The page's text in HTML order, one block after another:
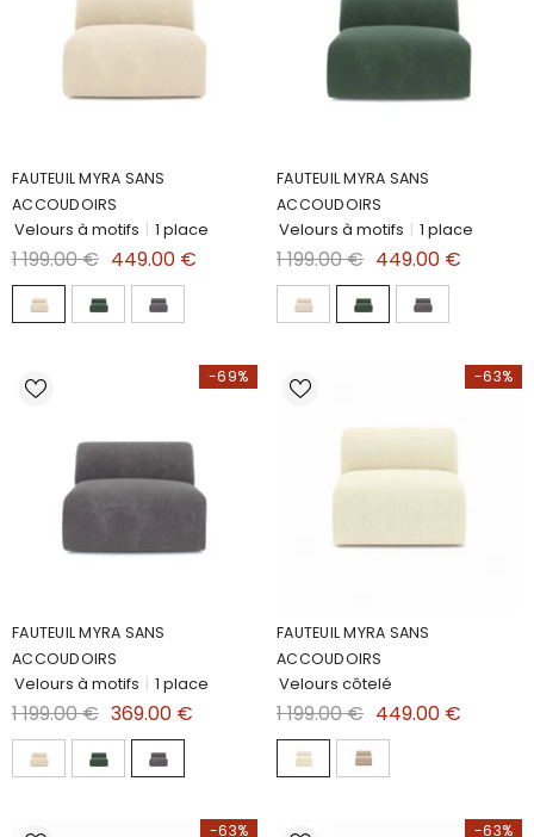
FAUTEUIL MYRA SANS
ACCOUDOIRS
Velours à motifs | 1 place
1 199.00 € 449.00 €
FAUTEUIL MYRA SANS
ACCOUDOIRS
Velours à motifs | 1 place
1 199.00 € 449.00 €
-69%
FAUTEUIL MYRA SANS
ACCOUDOIRS
Velours à motifs | 1 place
1 199.00 € 369.00 €
-63%
FAUTEUIL MYRA SANS
ACCOUDOIRS
Velours côtelé
1 199.00 € 449.00 €
-63% -63%